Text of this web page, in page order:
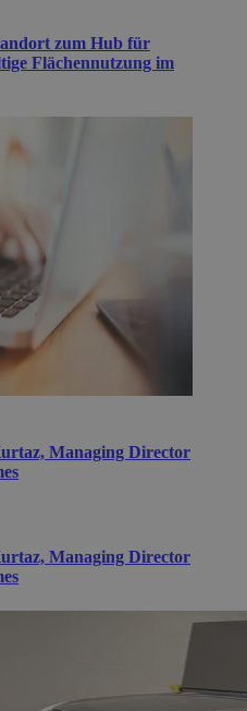
zum Hub für
Flächennutzung im
Managing Director
Managing Director